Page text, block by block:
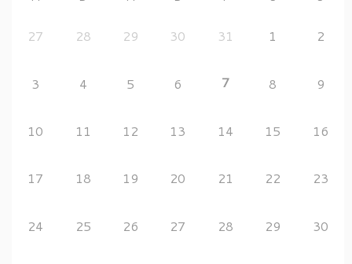
27 28 29 30 31 1 2
3 4 5 6 7 8 9
10 11 12 13 14 15 16
17 18 19 20 21 22 23
24 25 26 27 28 29 30